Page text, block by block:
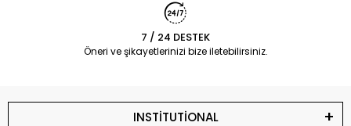
7 / 24 DESTEK
Öneri ve şikayetlerinizi bize iletebilirsiniz.
INSTİTUTİONAL